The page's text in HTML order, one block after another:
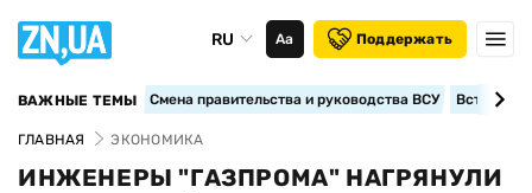
RU Аа Поддержать
ВАЖНЫЕ ТЕМЫ Смена правительства и руководства ВСУ
ГЛАВНАЯ ЭКОНОМИКА
ИНЖЕНЕРЫ "ГАЗПРОМА" НАГРЯНУЛИ